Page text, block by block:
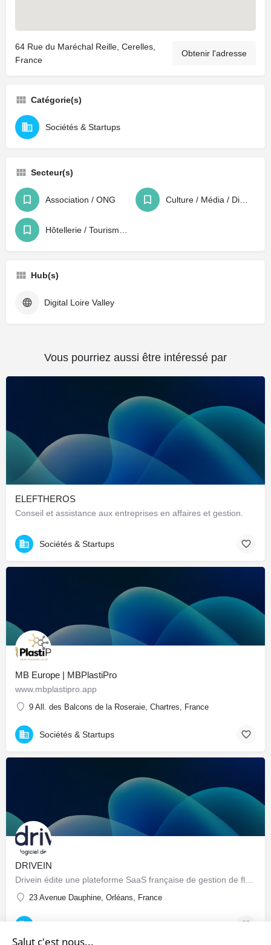
64 Rue du Maréchal Reille, Cerelles,
France
Obtenir l'adresse
Catégorie(s)
Sociétés & Startups
Secteur(s)
Association / ONG
Hub(s)
Digital Loire Valley
Vous pourriez aussi être intéressé par
ELEFTHEROS
Conseil et assistance aux entreprises en affaires et gestion.
Sociétés & Startups
MB Europe | MBPlastiPro
www.mbplastipro.app
9 All. des Balcons de la Roseraie, Chartres, France
Sociétés & Startups
DRIVEIN
23 Avenue Dauphine, Orléans, France
Salut c'est nous...